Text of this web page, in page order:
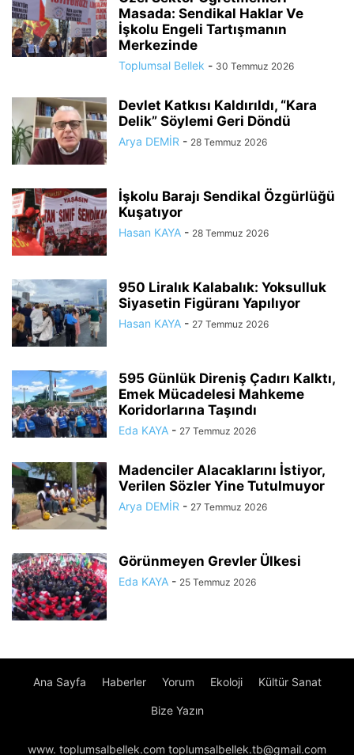
Masada: Sendikal Haklar Ve
İşkolu Engeli Tartışmanın
Merkezinde
Toplumsal Bellek - 30 Temmuz 2026
Devlet Katkısı Kaldırıldı, “Kara
Delik” Söylemi Geri Döndü
Arya DEMİR - 28 Temmuz 2026
İşkolu Barajı Sendikal Özgürlüğü
Kuşatıyor
Hasan KAYA - 28 Temmuz 2026
950 Liralık Kalabalık: Yoksulluk
Siyasetin Figüranı Yapılıyor
Hasan KAYA - 27 Temmuz 2026
595 Günlük Direniş Çadırı Kalktı,
Emek Mücadelesi Mahkeme
Koridorlarına Taşındı
Eda KAYA - 27 Temmuz 2026
Madenciler Alacaklarını İstiyor,
Verilen Sözler Yine Tutulmuyor
Arya DEMİR - 27 Temmuz 2026
Görünmeyen Grevler Ülkesi
Eda KAYA - 25 Temmuz 2026
Ana Sayfa Haberler Yorum Ekoloji Kültür Sanat
Bize Yazın
www. toplumsalbellek.com toplumsalbellek.tb@gmail.com